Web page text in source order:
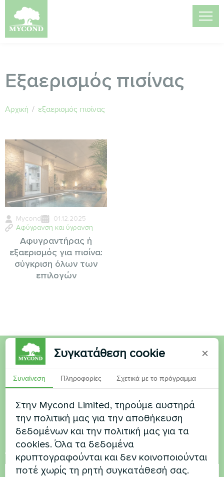
Εξαερισμός πισίνας
Αρχική / εξαερισμός πισίνας
Mycond
01.12.2025
Αφύγρανση και ύγρανση
Αφυγραντήρας ή
εξαερισμός για πισίνα:
σύγκριση όλων των
επιλογών
Θέλετε να αγοράσετε ή
έχετε ερωτήσεις
Επικοινωνήστε μαζί μας και θα σας
βοηθήσουμε
Όνομα
Συγκατάθεση cookie ×
Συναίνεση Πληροφορίες Σχετικά με το πρόγραμμα
Στην Mycond Limited, τηρούμε αυστηρά
την πολιτική μας για την αποθήκευση
δεδομένων και την πολιτική μας για τα
cookies. Όλα τα δεδομένα
κρυπτογραφούνται και δεν κοινοποιούνται
ποτέ χωρίς τη ρητή συγκατάθεσή σας.